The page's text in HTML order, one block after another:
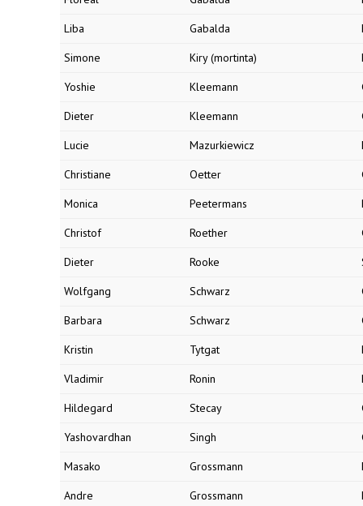
Liba
Gabalda
Simone
Kiry (mortinta)
Yoshie
Kleemann
Dieter
Kleemann
Lucie
Mazurkiewicz
Christiane
Oetter
Monica
Peetermans
Christof
Roether
Dieter
Rooke
Wolfgang
Schwarz
Barbara
Schwarz
Kristin
Tytgat
Vladimir
Ronin
Hildegard
Stecay
Yashovardhan
Singh
Masako
Grossmann
Andre
Grossmann